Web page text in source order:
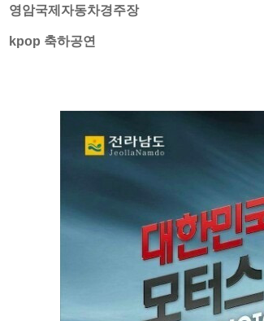
영암국제자동차경주장
kpop 축하공연